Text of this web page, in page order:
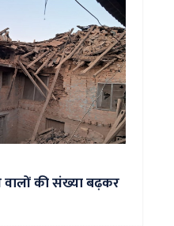
की संख्या बढ़कर